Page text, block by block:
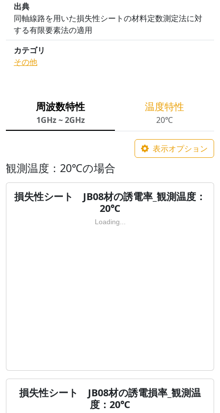
出典
同軸線路を用いた損失性シートの材料定数測定法に対
する有限要素法の適用
カテゴリ
その他
周波数特性
1GHz ~ 2GHz
温度特性
20℃
表示オプション
観測温度：20℃の場合
損失性シート JB08材の誘電率_観測温度：
20℃
Loading...
損失性シート JB08材の誘電損率_観測温
度：20℃